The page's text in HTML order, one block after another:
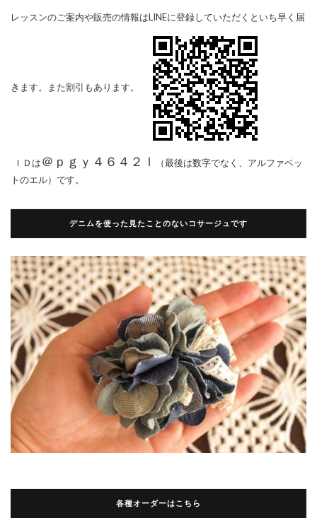
レッスンのご案内や販売の情報はLINEに登録していただくといち早く届
きます。また割引もあります。
ＩＤは ＠ｐｇｙ４６４２ｌ
（最後は数字でなく、アルファベッ
トのエル）です。
デニムを使った見たことのないコサージュです
各種オーダーはこちら